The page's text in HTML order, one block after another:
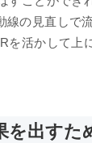
線の見直しで
を活かして上
を出すた